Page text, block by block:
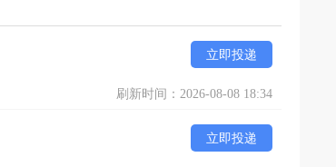
立即投递
刷新时间：2026-08-08 18:34
立即投递